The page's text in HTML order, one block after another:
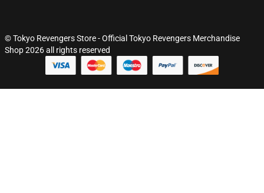
© Tokyo Revengers Store - Official Tokyo Revengers Merchandise
Shop 2026 all rights reserved